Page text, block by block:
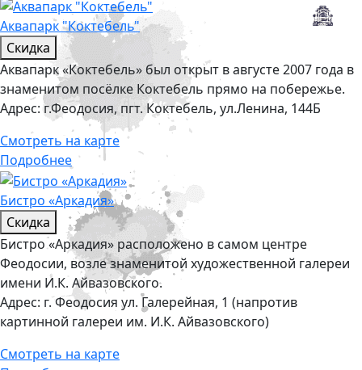
Аквапарк "Коктебель"
Скидка
Аквапарк «Коктебель» был открыт в августе 2007 года в
знаменитом посёлке Коктебель прямо на побережье.
Адрес: г.Феодосия, пгт. Коктебель, ул.Ленина, 144Б
Смотреть на карте
Подробнее
Бистро «Аркадия»
Скидка
Бистро «Аркадия» расположено в самом центре
Феодосии, возле знаменитой художественной галереи
имени И.К. Айвазовского.
Адрес: г. Феодосия ул. Галерейная, 1 (напротив
картинной галереи им. И.К. Айвазовского)
Смотреть на карте